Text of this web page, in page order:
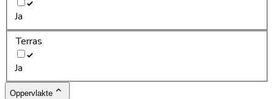
Ja
Terras
Ja
Oppervlakte